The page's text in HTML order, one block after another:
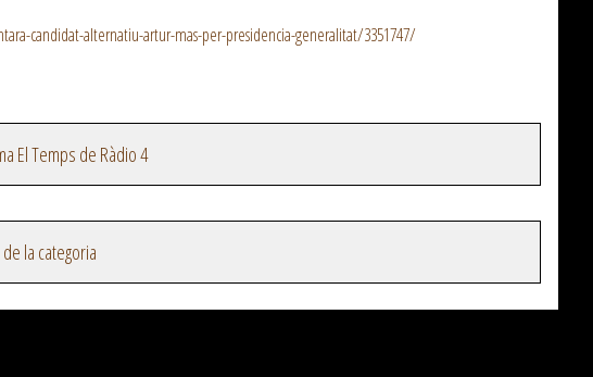
candidat-alternatiu-artur-mas-per-presidencia-generalitat/3351747/
El Temps de Ràdio 4
la categoria